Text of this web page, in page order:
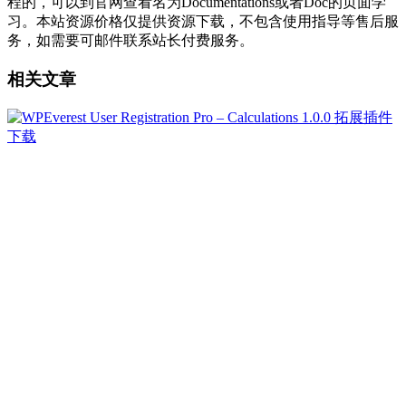
习。本站资源价格仅提供资源下载，不包含使用指导等售后服
务，如需要可邮件联系站长付费服务。
相关文章